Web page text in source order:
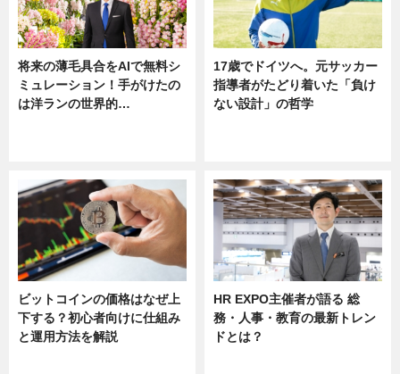
将来の薄毛具合をAIで無料シ
ミュレーション！手がけたの
は洋ランの世界的…
17歳でドイツへ。元サッカー
指導者がたどり着いた「負け
ない設計」の哲学
ビットコインの価格はなぜ上
下する？初心者向けに仕組み
と運用方法を解説
HR EXPO主催者が語る 総
務・人事・教育の最新トレン
ドとは？